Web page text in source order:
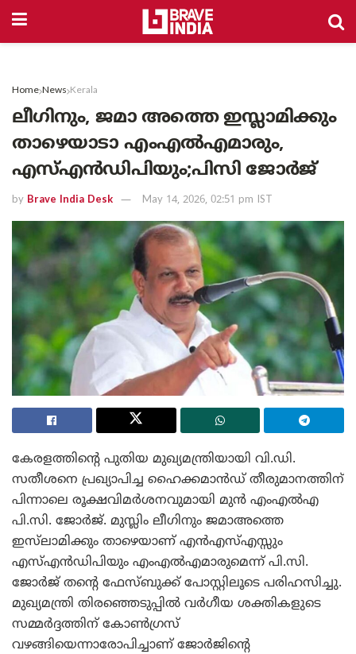
Home News Kerala
ലീഗിനും, ജമാ അത്തെ ഇസ്ലാമിക്കും
താഴെയാടാ എംഎൽഎമാരും,
എസ്എൻഡിപിയും;പിസി ജോർജ്
by Brave India Desk May 14, 2026, 02:51 pm IST
കേരളത്തിന്റെ പുതിയ മുഖ്യമന്ത്രിയായി വി.ഡി.
സതീശനെ പ്രഖ്യാപിച്ച ഹൈക്കമാൻഡ് തീരുമാനത്തിന്
പിന്നാലെ രൂക്ഷവിമർശനവുമായി മുൻ എംഎൽഎ
പി.സി. ജോർജ്. മുസ്ലിം ലീഗിനും ജമാഅത്തെ
ഇസ്‌ലാമിക്കും താഴെയാണ് എൻഎസ്എസ്സും
എസ്എൻഡിപിയും എംഎൽഎമാരുമെന്ന് പി.സി.
ജോർജ് തന്റെ ഫേസ്ബുക്ക് പോസ്റ്റിലൂടെ പരിഹസിച്ചു.
മുഖ്യമന്ത്രി തിരഞ്ഞെടുപ്പിൽ വർഗീയ ശക്തികളുടെ
സമ്മർദ്ദത്തിന് കോൺഗ്രസ്
വഴങ്ങിയെന്നാരോപിച്ചാണ് ജോർജിന്റെ